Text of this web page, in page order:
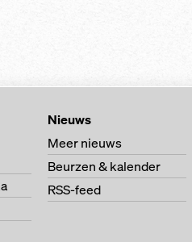
Nieuws
Meer nieuws
Beurzen & kalender
RSS-feed